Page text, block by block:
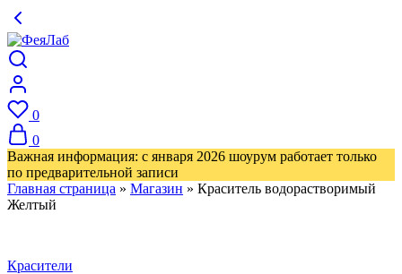
0
0
Важная информация: с января 2026 шоурум работает только
по предварительной записи
Главная страница » Магазин » Краситель водорастворимый
Желтый
Красители